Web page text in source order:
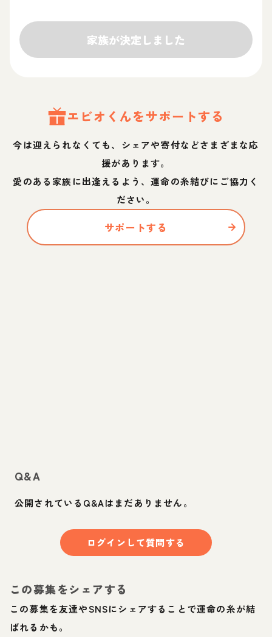
家族が決定しました
エビオ くんをサポートする
今は迎えられなくても、シェアや寄付などさまざまな応
援があります。
愛のある家族に出逢えるよう、運命の糸結びにご協力く
ださい。
サポートする
Q&A
公開されているQ&Aはまだありません。
ログインして質問する
この募集をシェアする
この募集を友達やSNSにシェアすることで運命の糸が結
ばれるかも。